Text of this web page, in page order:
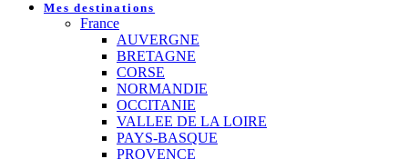
Mes destinations
France
AUVERGNE
BRETAGNE
CORSE
NORMANDIE
OCCITANIE
VALLEE DE LA LOIRE
PAYS-BASQUE
PROVENCE